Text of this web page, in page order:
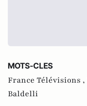
MOTS-CLES
France Télévisions ,
Baldelli